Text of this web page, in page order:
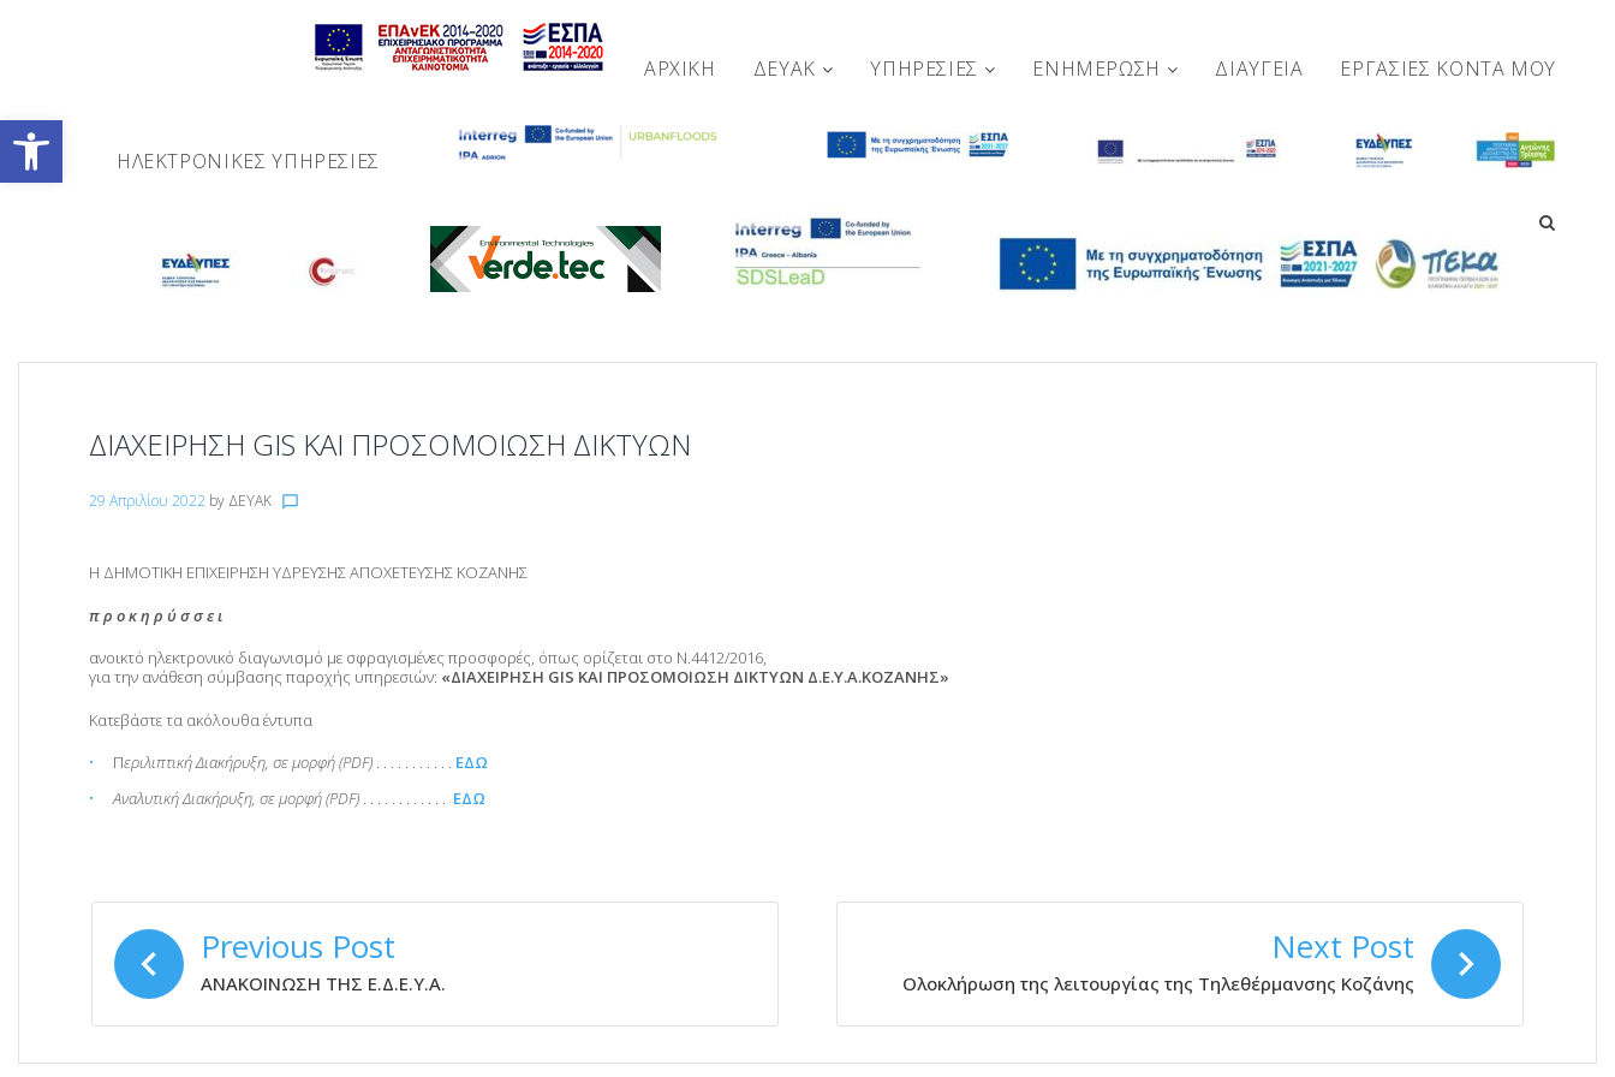
Ανοίξτε τη γραμμή εργαλείων
ΑΡΧΙΚΉ ΔΕΥΑΚ ΥΠΗΡΕΣΙΕΣ ΕΝΗΜΕΡΩΣΗ ΔΙΑΥΓΕΙΑ ΕΡΓΑΣΊΕΣ ΚΟΝΤΆ ΜΟΥ
ΗΛΕΚΤΡΟΝΙΚΈΣ ΥΠΗΡΕΣΊΕΣ
ΔΙΑΧΕΙΡΗΣΗ GIS ΚΑΙ ΠΡΟΣΟΜΟΙΩΣΗ ΔΙΚΤΥΩΝ
29 Απριλίου 2022 by ΔΕΥΑΚ chat_bubble_outline
Η ΔΗΜΟΤΙΚΗ ΕΠΙΧΕΙΡΗΣΗ ΥΔΡΕΥΣΗΣ ΑΠΟΧΕΤΕΥΣΗΣ ΚΟΖΑΝΗΣ
π ρ ο κ η ρ ύ σ σ ε ι
ανοικτό ηλεκτρονικό διαγωνισμό με σφραγισμένες προσφορές, όπως ορίζεται στο Ν.4412/2016,
για την ανάθεση σύμβασης παροχής υπηρεσιών: «ΔΙΑΧΕΙΡΗΣΗ GIS ΚΑΙ ΠΡΟΣΟΜΟΙΩΣΗ ΔΙΚΤΥΩΝ Δ.Ε.Υ.Α.ΚΟΖΑΝΗΣ»
Κατεβάστε τα ακόλουθα έντυπα
Περιλιπτική Διακήρυξη, σε μορφή (PDF) . . . . . . . . . . . ΕΔΩ
Αναλυτική Διακήρυξη, σε μορφή (PDF) . . . . . . . . . . . . ΕΔΩ
ΠΛΟΉΓΗΣΗ
ΆΡΘΡΩΝPrevious Post
ΑΝΑΚΟΙΝΩΣΗ ΤΗΣ Ε.Δ.Ε.Υ.Α.
Next Post
Ολοκλήρωση της λειτουργίας της Τηλεθέρμανσης Κοζάνης